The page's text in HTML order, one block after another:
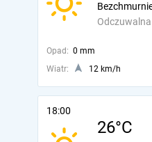
Odczuwalna
Opad: 0 mm
Wiatr:
12 km/h
18:00
26°C